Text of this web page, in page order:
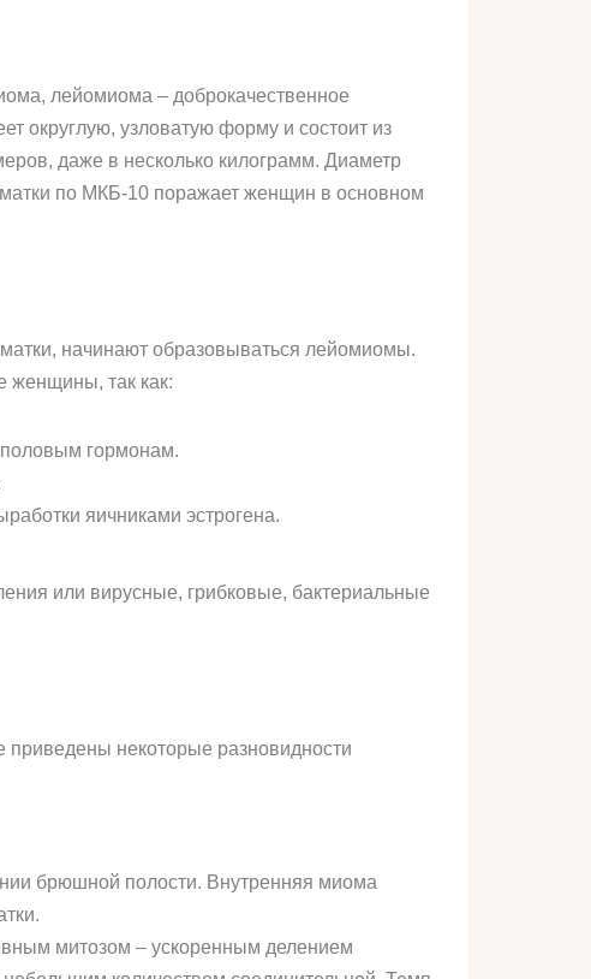
лейомиома – доброкачественное
округлую, узловатую форму и состоит из
даже в несколько килограмм. Диаметр
по МКБ-10 поражает женщин в основном
начинают образовываться лейомиомы.
женщины, так как:
половым гормонам.
яичниками эстрогена.
или вирусные, грибковые, бактериальные
некоторые разновидности
брюшной полости. Внутренняя миома
митозом – ускоренным делением